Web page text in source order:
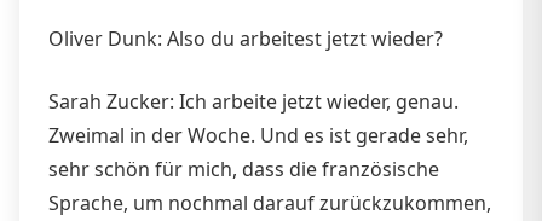
Oliver Dunk: Also du arbeitest jetzt wieder?
Sarah Zucker: Ich arbeite jetzt wieder, genau.
Zweimal in der Woche. Und es ist gerade sehr,
sehr schön für mich, dass die französische
Sprache, um nochmal darauf zurückzukommen,